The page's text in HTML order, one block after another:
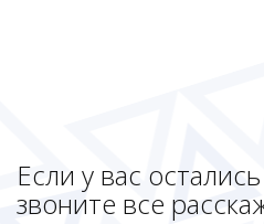
Если у вас
звоните все